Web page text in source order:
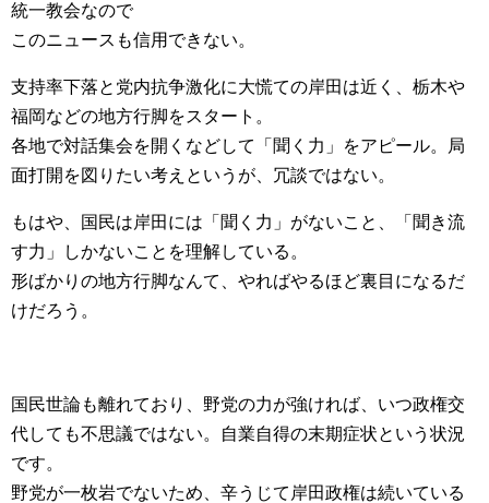
統一教会なので
このニュースも信用できない。
支持率下落と党内抗争激化に大慌ての岸田は近く、栃木や
福岡などの地方行脚をスタート。
各地で対話集会を開くなどして「聞く力」をアピール。局
面打開を図りたい考えというが、冗談ではない。
もはや、国民は岸田には「聞く力」がないこと、「聞き流
す力」しかないことを理解している。
形ばかりの地方行脚なんて、やればやるほど裏目になるだ
けだろう。
国民世論も離れており、野党の力が強ければ、いつ政権交
代しても不思議ではない。自業自得の末期症状という状況
です。
野党が一枚岩でないため、辛うじて岸田政権は続いている